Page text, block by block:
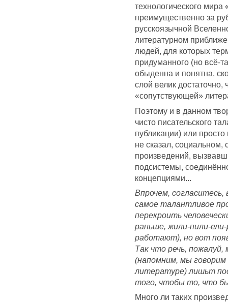
технологического
преимущественно за
русскоязычной
литературном
людей, для которых
придуманного (но всё-
обыденна и понятна,
слой велик
«сопутствующей»
Поэтому и в данном
чисто писательского
публикации) или
не сказал, социальном,
произведений,
подсистемы,
концепциями...
Впрочем, согласитесь,
самое талантливое
перекроить
раньше, жили-пили-
работают), но вот
Так что речь,
(напомним, мы говорим
литературе) лишьт
того, чтобы то, что
Много ли таких